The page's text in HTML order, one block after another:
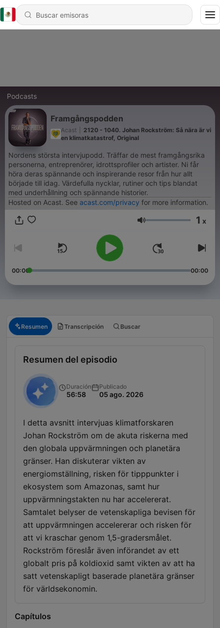
Podcasts
Framgångspodden
Acast
2120 - 1040. Johan Rockström: Så nära är vi
en klimatkatastrof, Original
Nordens största intervjupodd. Träffar de mest framgångsrika
personerna, entreprenörer, idrottsprofiler och artister. Ni får
höra deras spännande och inspirerande resor från hur allt
började till idag. Värdefulla nycklar, rutiner och tips blandat
med underhållning och spännande historier.
Hosted on Acast. See acast.com/privacy for more information.
Volumen 1 x
00:00 00:00
Resumen Transcripción Buscar
Resumen del episodio
Duración
56:58
Publicado
05 ago. 2026
I detta avsnitt intervjuas klimatforskaren
Johan Rockström om de akuta riskerna med
den globala uppvärmningen och planetära
gränser. Han diskuterar vikten av
energiomställning, risken för tipppunkter i
ekosystem som Amazonas, samt hur
uppvärmningstakten nu har accelererat.
Samtalet belyser de vetenskapliga bevisen för
att uppvärmningen accelererar och risken för
att vi kraschar genom 1,5-gradersmålet.
Rockström föreslår även införandet av ett
globalt pris på koldioxid samt vikten av att ha
satt vetenskapligt baserade planetära gränser
för världsekonomin.
Capítulos